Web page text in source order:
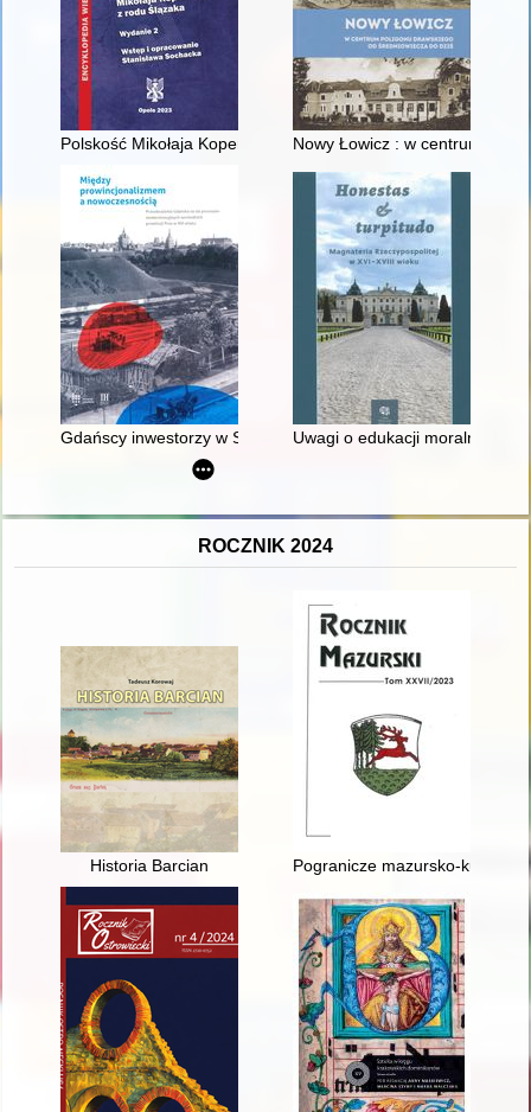
Polskość Mikołaja Kopernika z rodu ŚlązakaNowy Łowicz : w centrum
Gdańscy inwestorzy w Sopocie : prestiż finansowy i
Uwagi o edukacji moralnej
ROCZNIK 2024
Historia Barcian Pogranicze mazursko-